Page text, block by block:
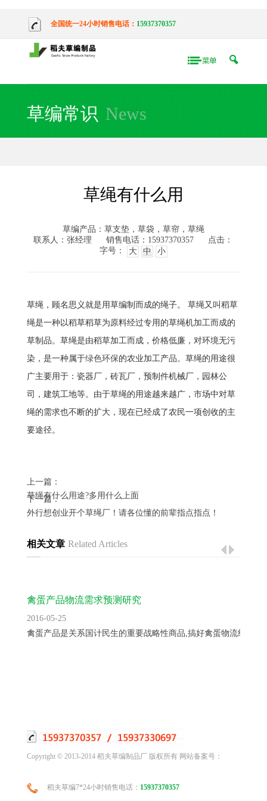
全国统一24小时销售电话： 15937370357
草编常识 News
草绳有什么用
草编产品：草支垫，草袋，草帘，草绳
联系人：张经理
销售电话：15937370357
点击：
字号：
大 中 小
草绳，顾名思义就是用草编制而成的绳子。 草绳又叫稻草
绳是一种以稻草稻草为原料经过专用的草绳机加工而成的
草制品。草绳是由稻草加工而成，价格低廉，对环境无污
染，是一种属于绿色环保的农业加工产品。草绳的用途很
广主要用于：瓷器厂，砖瓦厂，预制件机械厂，园林公
司，建筑工地等。由于草绳的用途越来越广，市场中对草
绳的需求也不断的扩大，现在已经成了农民一项创收的主
要途径。
上一篇：
草绳有什么用途?多用什么上面
下一篇：
外行想创业开个草绳厂！请各位懂的前辈指点指点！
相关文章 Related Articles
禽蛋产品物流需求预测研究
2016-05-25
禽蛋产品是关系国计民生的重要战略性商品,搞好禽蛋物流组织工
Copyright © 2013-2014 稻夫草编制品厂 版权所有 网站备案号：
稻夫草编7*24小时销售电话： 15937370357